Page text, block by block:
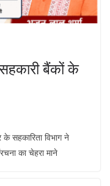
बैंकों के
सहकारिता विभाग ने
का चेहरा माने